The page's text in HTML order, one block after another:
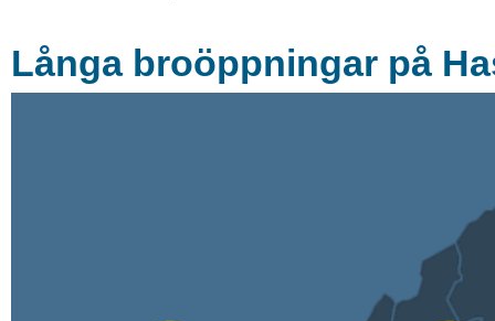
Långa broöppningar på